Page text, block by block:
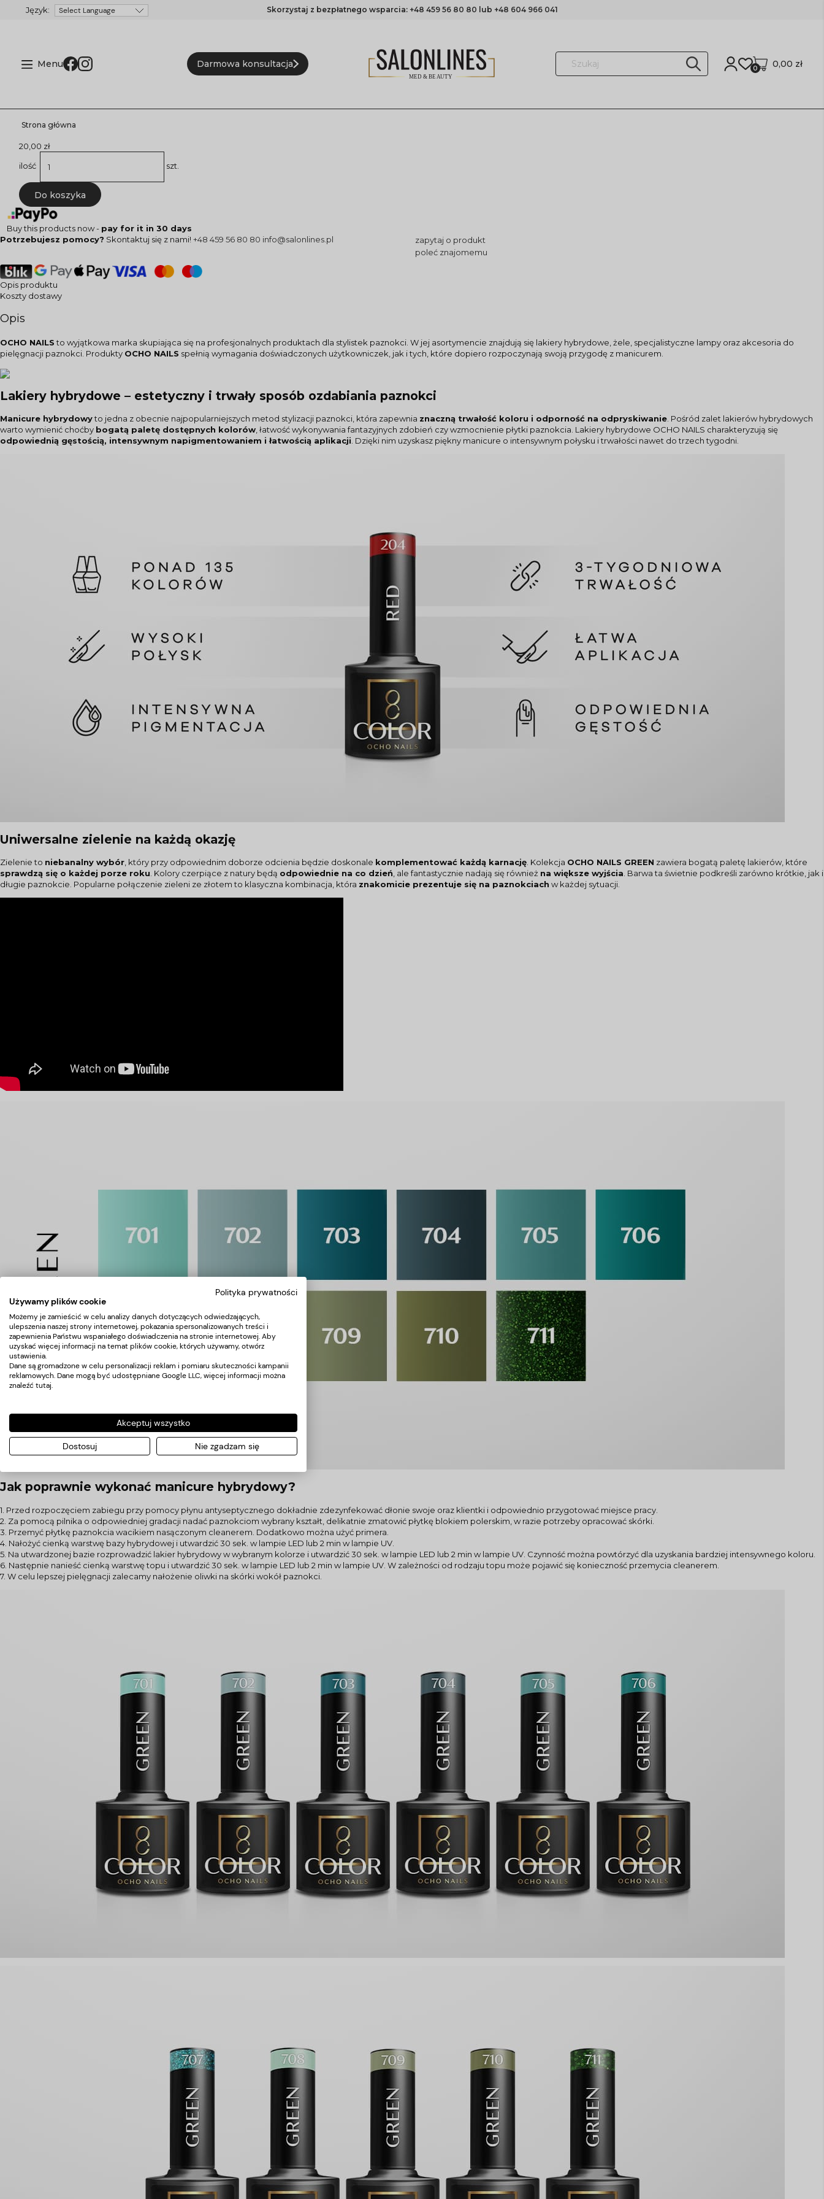
Skorzystaj z bezpłatnego wsparcia: +48 459 56 80 80 lub +48 604 966 041
Menu Darmowa konsultacja 0,00 zł
0
Strona główna
20,00 zł
ilość szt.
Do koszyka
Buy this products now - pay for it in 30 days
Potrzebujesz pomocy? Skontaktuj się z nami! +48 459 56 80 80 info@salonlines.pl
zapytaj o produkt
poleć znajomemu
Opis produktu
Koszty dostawy
Opis
OCHO NAILSto wyjątkowa marka skupiająca się na profesjonalnych produktach dla stylistek paznokci. W jej asortymencie znajdują się lakiery hybrydowe, żele, specjalistyczne lampy oraz akcesoria do
pielęgnacji paznokci. Produkty OCHO NAILS spełnią wymagania doświadczonych użytkowniczek, jak i tych, które dopiero rozpoczynają swoją przygodę z manicurem.
Lakiery hybrydowe – estetyczny i trwały sposób ozdabiania paznokci
Manicure hybrydowyto jedna z obecnie najpopularniejszych metod stylizacji paznokci, która zapewnia znaczną trwałość koloru i odporność na odpryskiwanie . Pośród zalet lakierów hybrydowych
warto wymienić choćby bogatą paletę dostępnych kolorów , łatwość wykonywania fantazyjnych zdobień czy wzmocnienie płytki paznokcia. Lakiery hybrydowe OCHO NAILS charakteryzują się
odpowiednią gęstością, intensywnym napigmentowaniem i łatwością aplikacji . Dzięki nim uzyskasz piękny manicure o intensywnym połysku i trwałości nawet do trzech tygodni.
Uniwersalne zielenie na każdą okazję
Zielenie to niebanalny wybór, który przy odpowiednim doborze odcienia będzie doskonale komplementować każdą karnację. Kolekcja OCHO NAILS GREEN zawiera bogatą paletę lakierów, które
sprawdzą się o każdej porze roku. Kolory czerpiące z natury będą odpowiednie na co dzień, ale fantastycznie nadają się również na większe wyjścia. Barwa ta świetnie podkreśli zarówno krótkie, jak i
długie paznokcie. Popularne połączenie zieleni ze złotem to klasyczna kombinacja, która znakomicie prezentuje się na paznokciach w każdej sytuacji.
Jak poprawnie wykonać manicure hybrydowy?
1. Przed rozpoczęciem zabiegu przy pomocy płynu antyseptycznego dokładnie zdezynfekować dłonie swoje oraz klientki i odpowiednio przygotować miejsce pracy.
2. Za pomocą pilnika o odpowiedniej gradacji nadać paznokciom wybrany kształt, delikatnie zmatowić płytkę blokiem polerskim, w razie potrzeby opracować skórki.
3. Przemyć płytkę paznokcia wacikiem nasączonym cleanerem. Dodatkowo można użyć primera.
4. Nałożyć cienką warstwę bazy hybrydowej i utwardzić 30 sek. w lampie LED lub 2 min w lampie UV.
5. Na utwardzonej bazie rozprowadzić lakier hybrydowy w wybranym kolorze i utwardzić 30 sek. w lampie LED lub 2 min w lampie UV. Czynność można powtórzyć dla uzyskania bardziej intensywnego koloru.
6. Następnie nanieść cienką warstwę topu i utwardzić 30 sek. w lampie LED lub 2 min w lampie UV. W zależności od rodzaju topu może pojawić się konieczność przemycia cleanerem.
7. W celu lepszej pielęgnacji zalecamy nałożenie oliwki na skórki wokół paznokci.
Polityka prywatności
Używamy plików cookie
Możemy je zamieścić w celu analizy danych dotyczących odwiedzających,
ulepszenia naszej strony internetowej, pokazania spersonalizowanych treści i
zapewnienia Państwu wspaniałego doświadczenia na stronie internetowej. Aby
uzyskać więcej informacji na temat plików cookie, których używamy, otwórz
ustawienia.
Dane są gromadzone w celu personalizacji reklam i pomiaru skuteczności kampanii
reklamowych. Dane mogą być udostępniane Google LLC, więcej informacji można
znaleźć tutaj.
Akceptuj wszystko
Dostosuj Nie zgadzam się